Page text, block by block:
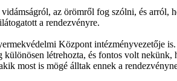
az örömről fog szólni, és arról,
a rendezvényre.
Központ intézményvezetője
létrehozta, és fontos volt nekünk,
most is mögé álltak ennek a